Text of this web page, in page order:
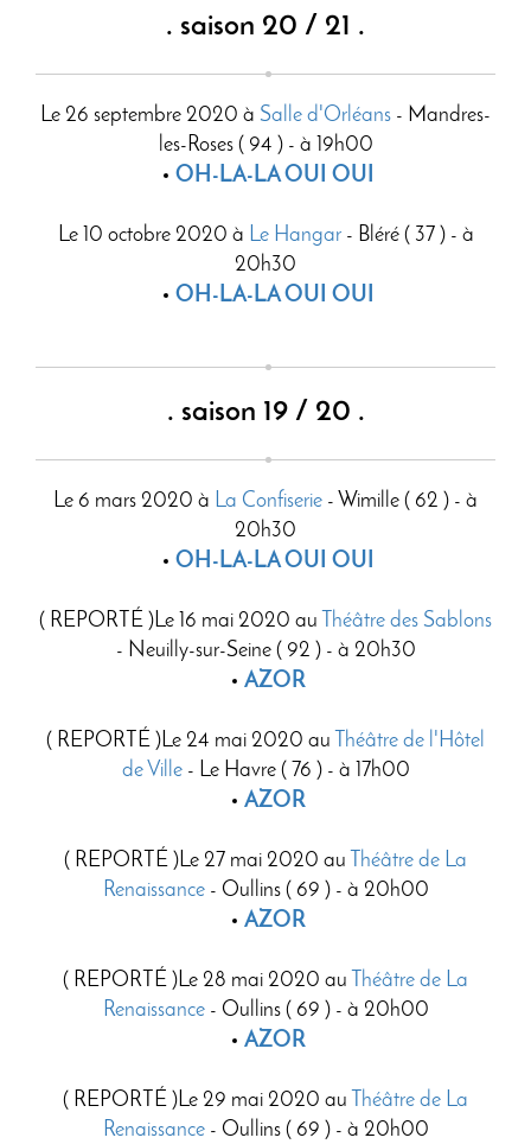
. saison 20 / 21 .
Le 26 septembre 2020 à Salle d'Orléans - Mandres-
les-Roses ( 94 ) - à 19h00
OH-LA-LA OUI OUI
Le 10 octobre 2020 à Le Hangar- Bléré ( 37 ) - à
20h30
OH-LA-LA OUI OUI
. saison 19 / 20 .
Le 6 mars 2020 à La Confiserie - Wimille ( 62 ) - à
20h30
OH-LA-LA OUI OUI
( REPORTÉ )Le 16 mai 2020 au Théâtre des Sablons
- Neuilly-sur-Seine ( 92 ) - à 20h30
AZOR
( REPORTÉ )Le 24 mai 2020 au Théâtre de l'Hôtel
de Ville- Le Havre ( 76 ) - à 17h00
AZOR
( REPORTÉ )Le 27 mai 2020 au Théâtre de La
Renaissance- Oullins ( 69 ) - à 20h00
AZOR
( REPORTÉ )Le 28 mai 2020 au Théâtre de La
Renaissance- Oullins ( 69 ) - à 20h00
AZOR
( REPORTÉ )Le 29 mai 2020 au Théâtre de La
Renaissance- Oullins ( 69 ) - à 20h00